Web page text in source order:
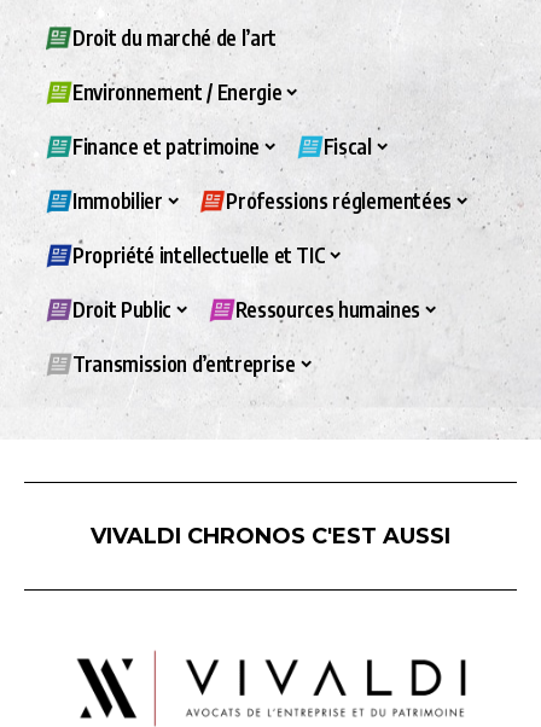
Droit du marché de l’art
Environnement / Energie
Finance et patrimoine Fiscal
Immobilier Professions réglementées
Propriété intellectuelle et TIC
Droit Public Ressources humaines
Transmission d’entreprise
VIVALDI CHRONOS C'EST AUSSI